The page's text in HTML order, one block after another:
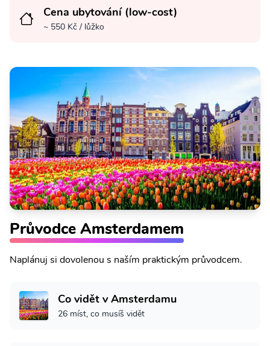
Cena ubytování (low-cost)
~ 550 Kč / lůžko
Průvodce Amsterdamem
Naplánuj si dovolenou s naším praktickým průvodcem.
Co vidět v Amsterdamu
26 míst, co musíš vidět